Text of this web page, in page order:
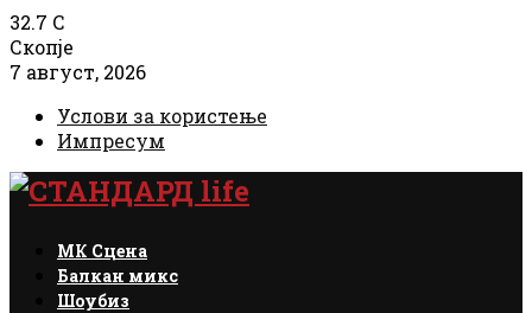
32.7 C
Скопје
7 август, 2026
Услови за користење
Импресум
Facebook
Instagram
Email
Rss
МК Сцена
Балкан микс
Шоубиз